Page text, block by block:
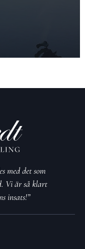
med det som
Vi är så klart
insats!”